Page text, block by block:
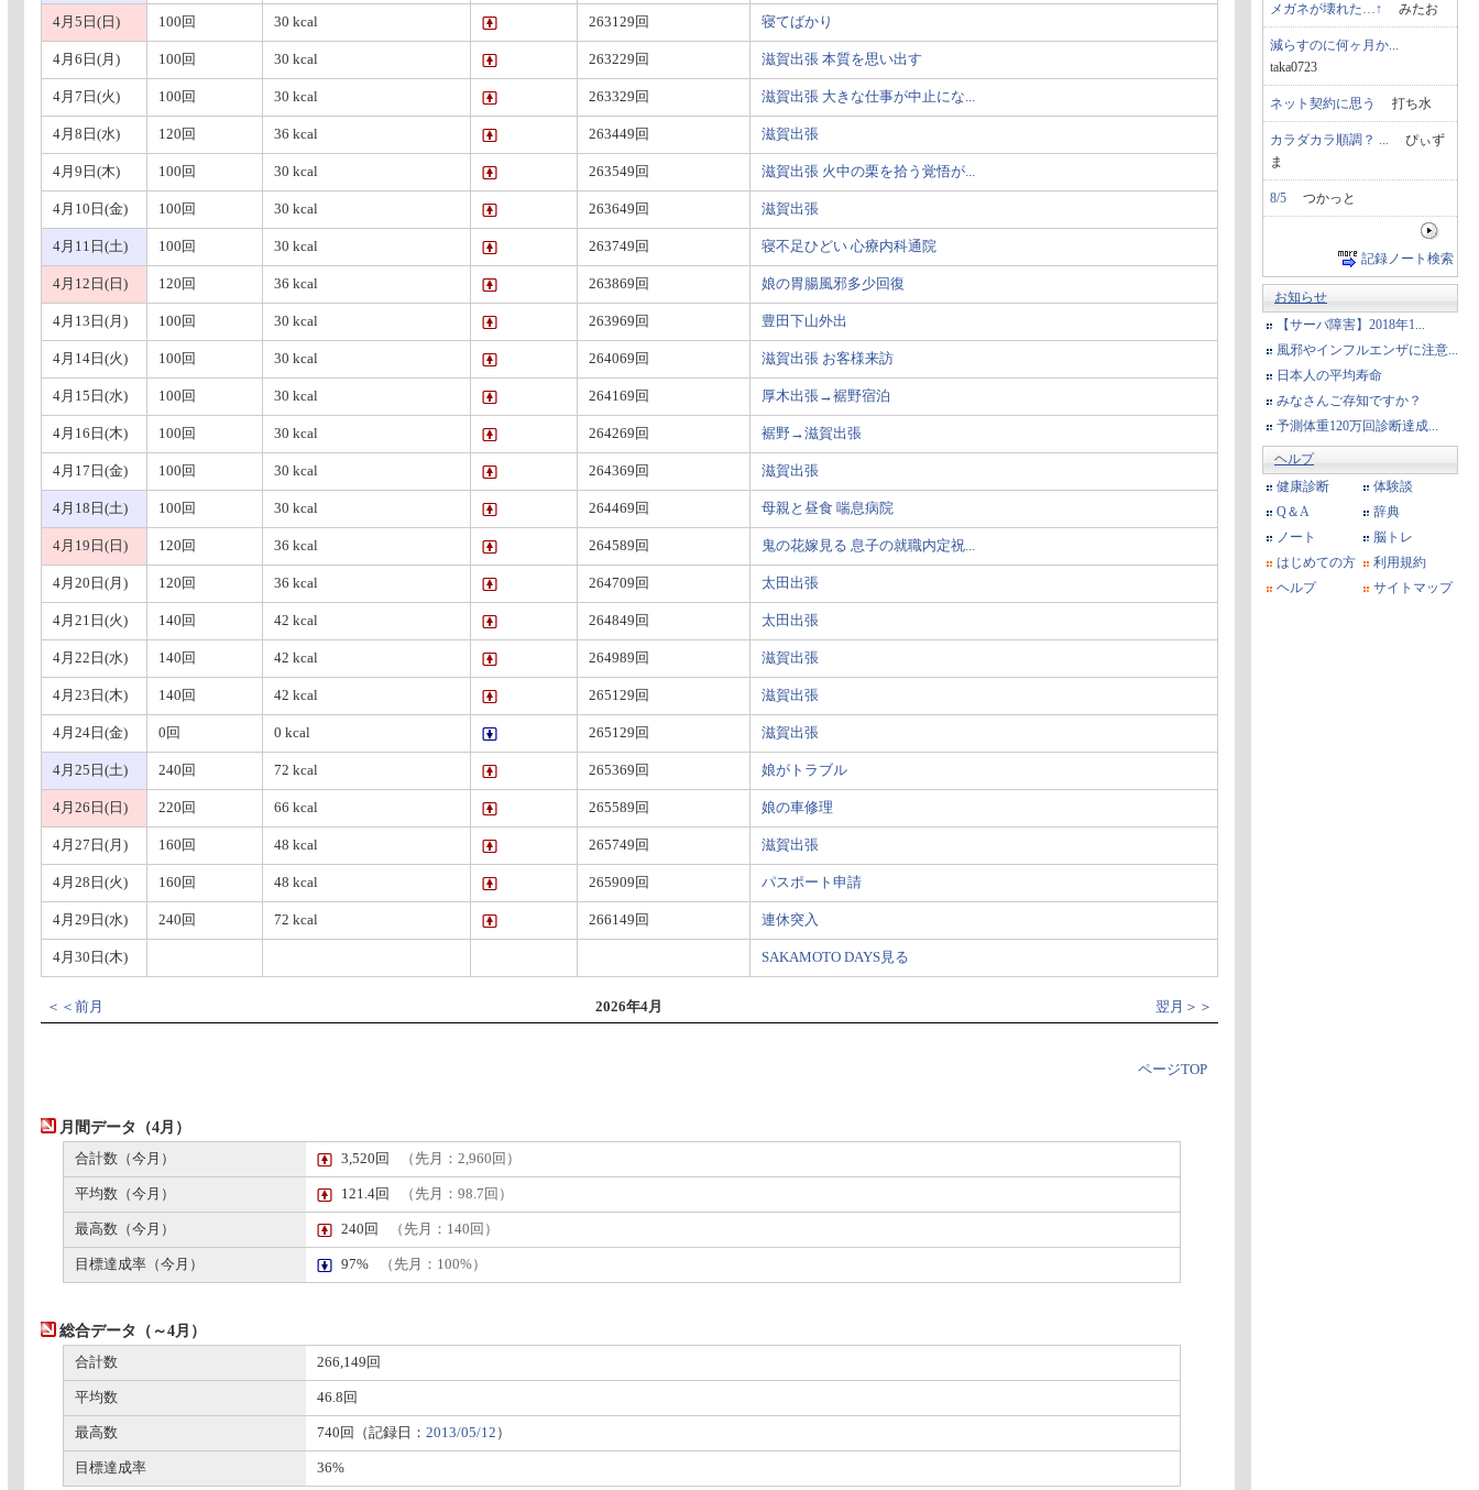
4月5日(日) 100回 30 kcal 263129回 寝てばかり
4月6日(月) 100回 30 kcal 263229回 滋賀出張 本質を思い出す
4月7日(火) 100回 30 kcal 263329回 滋賀出張 大きな仕事が中止にな...
4月8日(水) 120回 36 kcal 263449回 滋賀出張
4月9日(木) 100回 30 kcal 263549回 滋賀出張 火中の栗を拾う覚悟が...
4月10日(金) 100回 30 kcal 263649回 滋賀出張
4月11日(土) 100回 30 kcal 263749回 寝不足ひどい 心療内科通院
4月12日(日) 120回 36 kcal 263869回 娘の胃腸風邪多少回復
4月13日(月) 100回 30 kcal 263969回 豊田下山外出
4月14日(火) 100回 30 kcal 264069回 滋賀出張 お客様来訪
4月15日(水) 100回 30 kcal 264169回 厚木出張→裾野宿泊
4月16日(木) 100回 30 kcal 264269回 裾野→滋賀出張
4月17日(金) 100回 30 kcal 264369回 滋賀出張
4月18日(土) 100回 30 kcal 264469回 母親と昼食 喘息病院
4月19日(日) 120回 36 kcal 264589回 鬼の花嫁見る 息子の就職内定祝...
4月20日(月) 120回 36 kcal 264709回 太田出張
4月21日(火) 140回 42 kcal 264849回 太田出張
4月22日(水) 140回 42 kcal 264989回 滋賀出張
4月23日(木) 140回 42 kcal 265129回 滋賀出張
4月24日(金) 0回 0 kcal 265129回 滋賀出張
4月25日(土) 240回 72 kcal 265369回 娘がトラブル
4月26日(日) 220回 66 kcal 265589回 娘の車修理
4月27日(月) 160回 48 kcal 265749回 滋賀出張
4月28日(火) 160回 48 kcal 265909回 パスポート申請
4月29日(水) 240回 72 kcal 266149回 連休突入
4月30日(木) SAKAMOTO DAYS見る
＜＜前月 2026年4月 翌月＞＞
ページTOP
月間データ（4月）
合計数（今月） 3,520回 （先月：2,960回）
平均数（今月） 121.4回 （先月：98.7回）
最高数（今月） 240回 （先月：140回）
目標達成率（今月） 97% （先月：100%）
総合データ（～4月）
合計数 266,149回
平均数 46.8回
最高数 740回（記録日： 2013/05/12 ）
目標達成率 36%
メガネが壊れた…↑ みたお
減らすのに何ヶ月か...
taka0723
ネット契約に思う 打ち水
カラダカラ順調？ ... ぴぃず
ま
8/5 つかっと
記録ノート検索
お知らせ
【サーバ障害】2018年1...
風邪やインフルエンザに注意...
日本人の平均寿命
みなさんご存知ですか？
予測体重120万回診断達成...
ヘルプ
健康診断
体験談
Q＆A
辞典
ノート
脳トレ
はじめての方
利用規約
ヘルプ
サイトマップ